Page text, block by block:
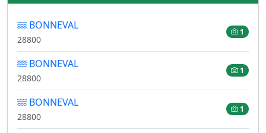
BONNEVAL
28800
1
BONNEVAL
28800
1
BONNEVAL
28800
1